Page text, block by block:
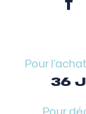
Pour
36
Pour